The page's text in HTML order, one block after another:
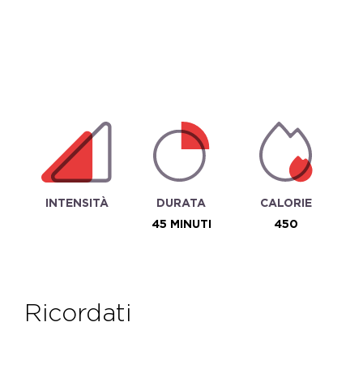
INTENSITÀ
DURATA
45 MINUTI
CALORIE
450
ricordati